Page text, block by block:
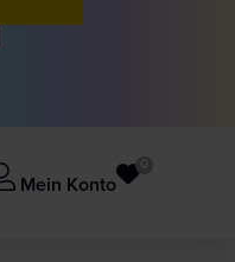
Mein Konto